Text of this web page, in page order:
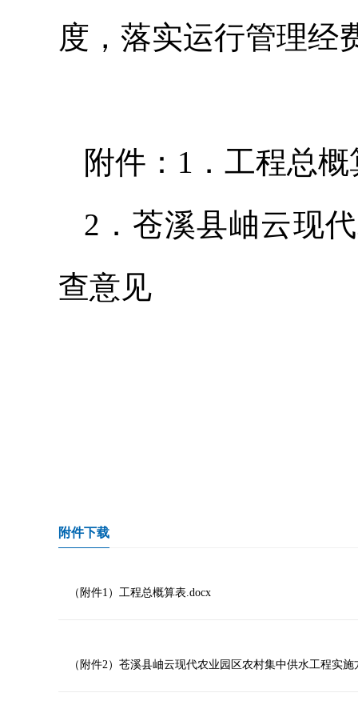
度，落实运行管理经
附件：1．工程总概
2．苍溪县岫云现
查意见
附件下载
（附件1）工程总概算表.docx
（附件2）苍溪县岫云现代农业园区农村集中供水工程实